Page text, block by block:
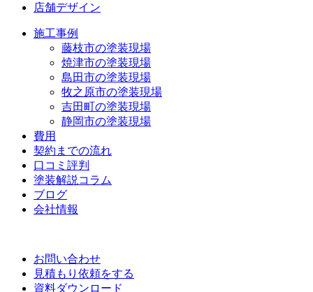
店舗デザイン
施工事例
藤枝市の塗装現場
焼津市の塗装現場
島田市の塗装現場
牧之原市の塗装現場
吉田町の塗装現場
静岡市の塗装現場
費用
契約までの流れ
口コミ評判
塗装解説コラム
ブログ
会社情報
お問い合わせ
見積もり依頼をする
資料ダウンロード